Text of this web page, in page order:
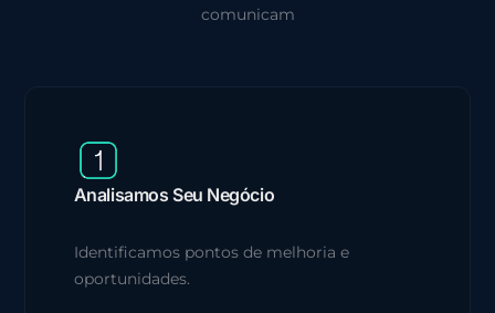
comunicam
Analisamos Seu Negócio
Identificamos pontos de melhoria e
oportunidades.